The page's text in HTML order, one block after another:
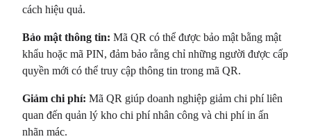
cách hiệu quả.
Bảo mật thông tin: Mã QR có thể được bảo mật bằng mật
khẩu hoặc mã PIN, đảm bảo rằng chỉ những người được cấp
quyền mới có thể truy cập thông tin trong mã QR.
Giảm chi phí: Mã QR giúp doanh nghiệp giảm chi phí liên
quan đến quản lý kho chi phí nhân công và chi phí in ấn
nhãn mác.